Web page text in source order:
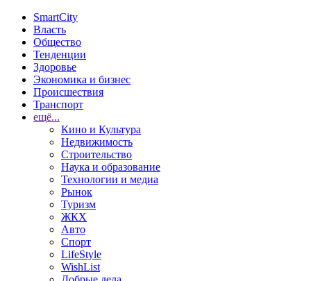
SmartCity
Власть
Общество
Тенденции
Здоровье
Экономика и бизнес
Происшествия
Транспорт
ещё...
Кино и Культура
Недвижимость
Строительство
Наука и образование
Технологии и медиа
Рынок
Туризм
ЖКХ
Авто
Спорт
LifeStyle
WishList